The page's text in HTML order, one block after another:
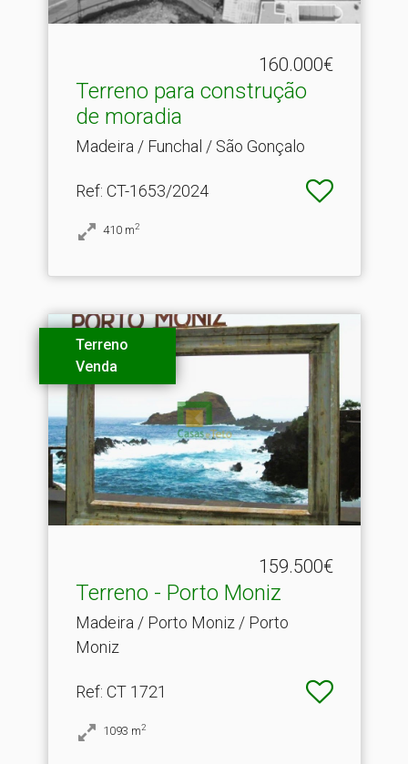
160.000€
Terreno para construção
de moradia
Madeira / Funchal / São Gonçalo
Ref: CT-1653/2024
410 m2
Terreno
Venda
159.500€
Terreno - Porto Moniz
Madeira / Porto Moniz / Porto
Moniz
Ref: CT 1721
1093 m2